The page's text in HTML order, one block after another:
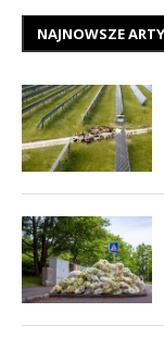
NAJNOWSZE